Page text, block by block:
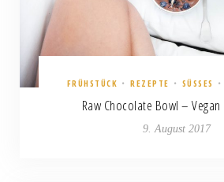
FRÜHSTÜCK • REZEPTE • SÜSSES •
Raw Chocolate Bowl –
9. August 2017